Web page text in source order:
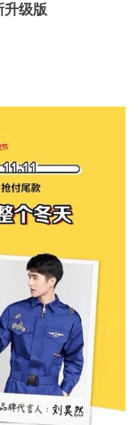
升级版